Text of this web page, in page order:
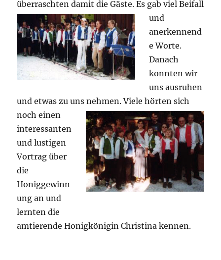
überraschten damit die Gäste.Es gab viel Beifall
und
anerkennend
e Worte.
Danach
konnten wir
uns ausruhen
und etwas zu uns nehmen.Viele hörten sich
noch einen
interessanten
und lustigen
Vortrag über
die
Honiggewinn
ung an und
lernten die
amtierende Honigkönigin Christina kennen.